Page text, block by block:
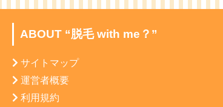
ABOUT “脱毛 with me？”
サイトマップ
運営者概要
利用規約